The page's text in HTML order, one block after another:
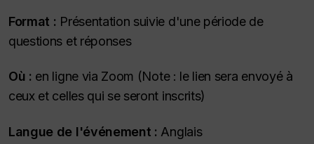
Format : Présentation suivie d'une période de
questions et réponses
Où : en ligne via Zoom (Note : le lien sera envoyé à
ceux et celles qui se seront inscrits)
Langue de l'événement : Anglais